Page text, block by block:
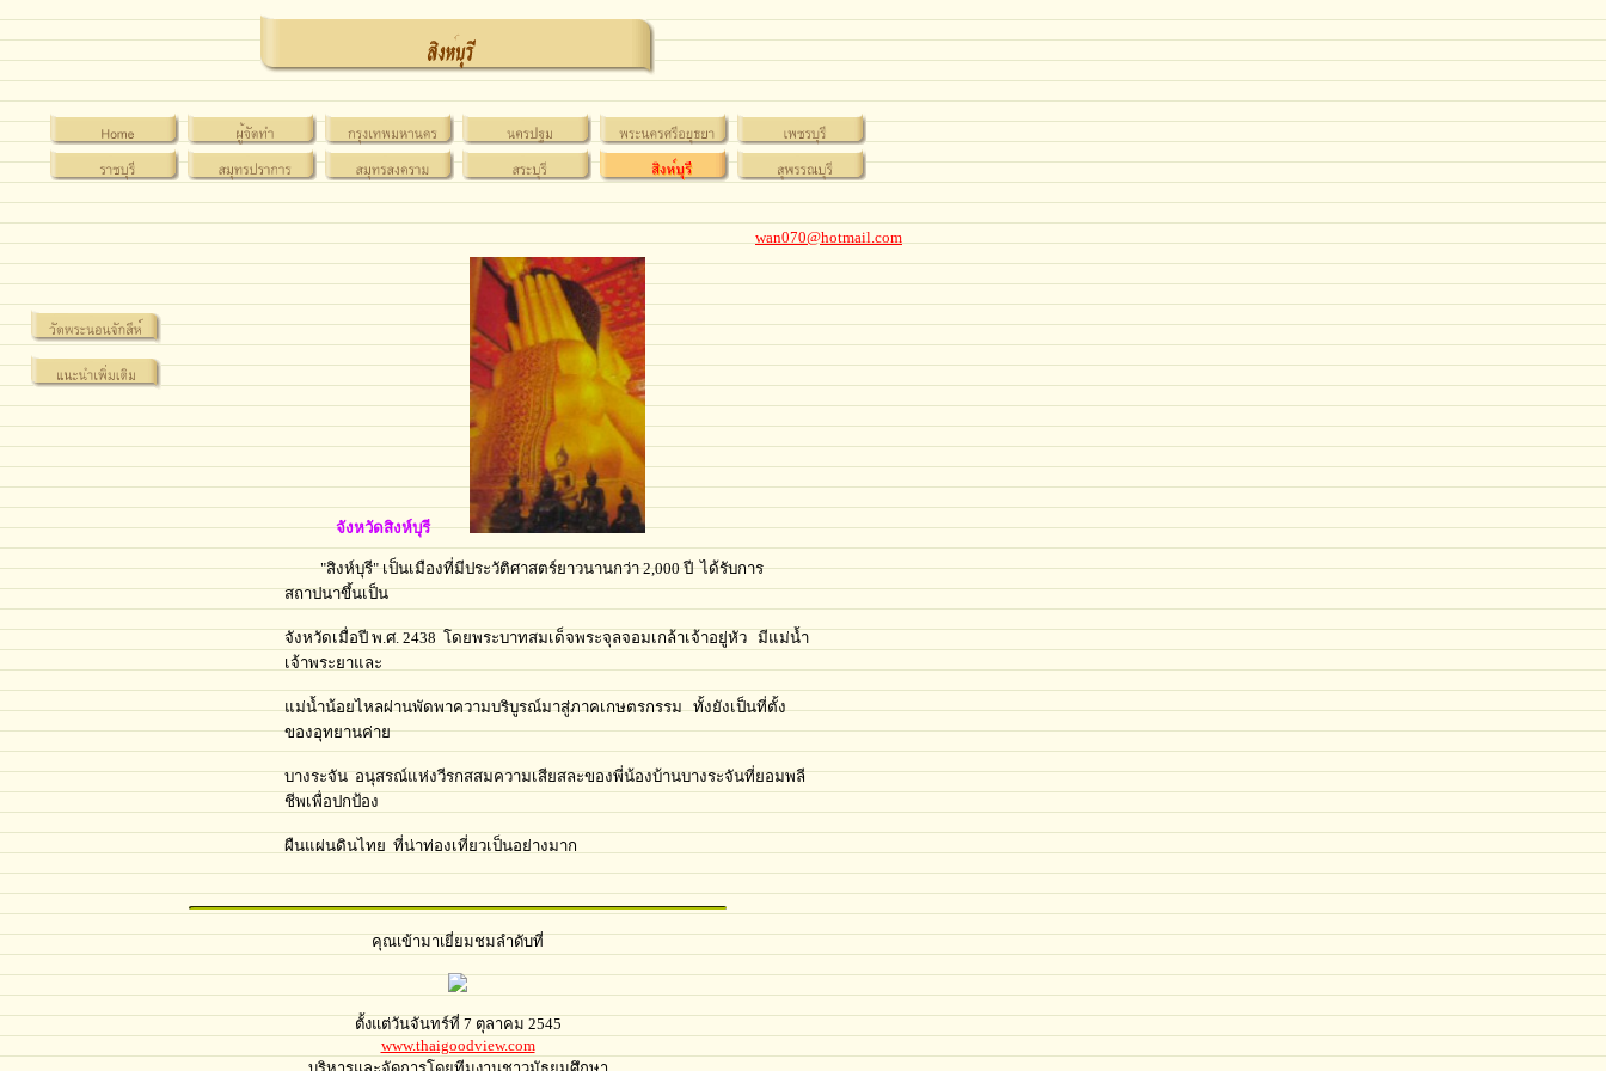
wan070@hotmail.com
จังหวัดสิงห์บุรี
"สิงห์บุรี" เป็นเมืองที่มีประวัติศาสตร์ยาวนานกว่า 2,000 ปี ได้รับการ
สถาปนาขึ้นเป็น
จังหวัดเมื่อปี พ.ศ. 2438 โดยพระบาทสมเด็จพระจุลจอมเกล้าเจ้าอยู่หัว มีแม่น้ำ
เจ้าพระยาและ
แม่น้ำน้อยไหลผ่านพัดพาความบริบูรณ์มาสู่ภาคเกษตรกรรม ทั้งยังเป็นที่ตั้ง
ของอุทยานค่าย
บางระจัน อนุสรณ์แห่งวีรกสสมความเสียสละของพี่น้องบ้านบางระจันที่ยอมพลี
ชีพเพื่อปกป้อง
ผืนแผ่นดินไทย ที่น่าท่องเที่ยวเป็นอย่างมาก
คุณเข้ามาเยี่ยมชมลำดับที่
ตั้งแต่วันจันทร์ที่ 7 ตุลาคม 2545
www.thaigoodview.com